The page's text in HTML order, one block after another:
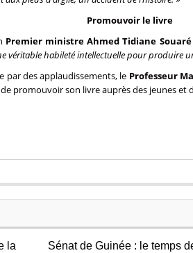
Promouvoir le livre
Premier ministre Ahmed Tidiane Souaré
véritable habileté intellectuelle pour produire
par des applaudissements, le Professeur
promouvoir son livre auprès des jeunes et
la
Sénat de Guinée : le temps